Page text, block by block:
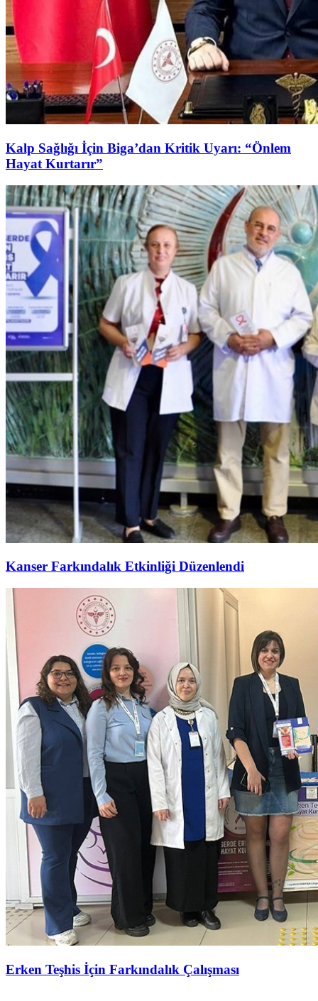
Kalp Sağlığı İçin Biga’dan Kritik Uyarı: “Önlem
Hayat Kurtarır”
Kanser Farkındalık Etkinliği Düzenlendi
Erken Teşhis İçin Farkındalık Çalışması